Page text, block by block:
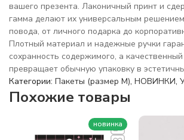
вашего презента. Лаконичный принт и
гамма делают их универсальным
повода, от личного подарка до
Плотный материал и надежные ручки
сохранность содержимого, а
превращает обычную упаковку в
Категории: Пакеты (размер M), НОВИНКИ,
Похожие товары
новинка